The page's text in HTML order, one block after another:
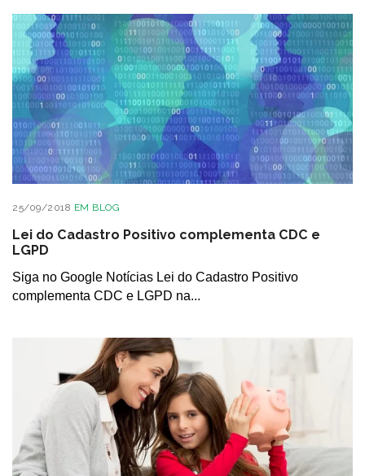
25/09/2018 EM BLOG
Lei do Cadastro Positivo complementa CDC e
LGPD
Siga no Google Notícias Lei do Cadastro Positivo
complementa CDC e LGPD na...